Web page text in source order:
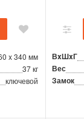
x 340 мм
37 кг
ключевой
ВxШxГ
Вес
Замок